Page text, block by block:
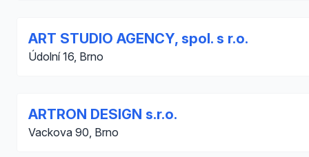
ART STUDIO AGENCY, spol. s r.o.
Údolní 16, Brno
ARTRON DESIGN s.r.o.
Vackova 90, Brno